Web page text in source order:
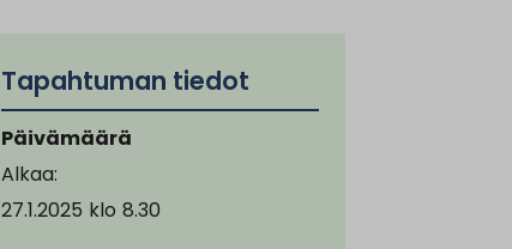
Tapahtuman tiedot
Päivämäärä
Alkaa:
27.1.2025 klo 8.30